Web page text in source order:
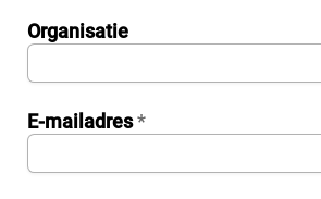
bn1q0rrvUn2bmwl
WEK7sP7DXp5OiEV
Organisatie
E-mailadres*